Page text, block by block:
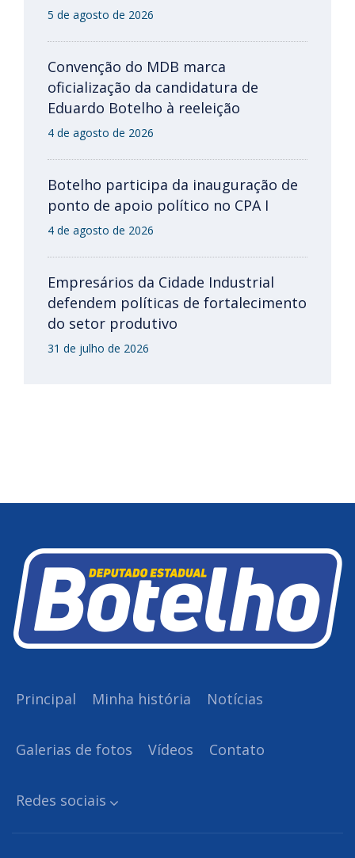
5 de agosto de 2026
Convenção do MDB marca
oficialização da candidatura de
Eduardo Botelho à reeleição
4 de agosto de 2026
Botelho participa da inauguração de
ponto de apoio político no CPA I
4 de agosto de 2026
Empresários da Cidade Industrial
defendem políticas de fortalecimento
do setor produtivo
31 de julho de 2026
Principal Minha história Notícias
Galerias de fotos Vídeos Contato
Redes sociais